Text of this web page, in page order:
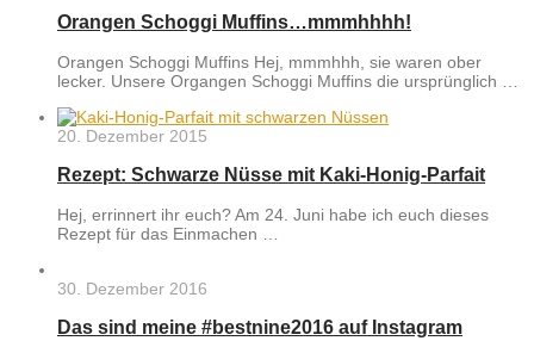
Orangen Schoggi Muffins…mmmhhhh!
Orangen Schoggi Muffins Hej, mmmhhh, sie waren ober
lecker. Unsere Organgen Schoggi Muffins die ursprünglich …
20. Dezember 2015
Rezept: Schwarze Nüsse mit Kaki-Honig-Parfait
Hej, errinnert ihr euch? Am 24. Juni habe ich euch dieses
Rezept für das Einmachen …
30. Dezember 2016
Das sind meine #bestnine2016 auf Instagram